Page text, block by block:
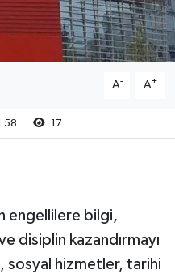
A- A+
17
engellilere bilgi,
disiplin kazandırmayı
sosyal hizmetler, tarihi